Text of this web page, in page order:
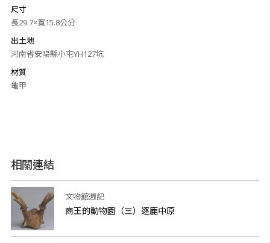
尺寸
長29.7×寬15.8公分
出土地
河南省安陽縣小屯YH127坑
材質
龜甲
相關連結
文物館週記
商王的動物園（三）逐鹿中原